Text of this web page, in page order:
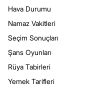
Hava Durumu
Namaz Vakitleri
Seçim Sonuçları
Şans Oyunları
Rüya Tabirleri
Yemek Tarifleri